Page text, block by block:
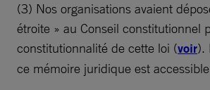
(3) Nos organisations avaient
étroite » au Conseil constitutionnel
constitutionnalité de cette loi (voir).
ce mémoire juridique est